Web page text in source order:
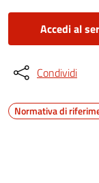
Accedi al
Condividi
Normativa di